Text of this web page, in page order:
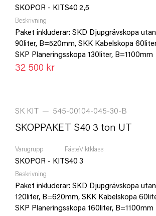
SKOPOR - KIT S40 2,5
Beskrivning
Paket inkluderar: SKD Djupgrävskopa
90liter, B=520mm, SKK Kabelskopa
SKP Planeringsskopa 130liter, B=1100mm
32 500 kr
SK KIT — 545-00104-045-30-B
SKOPPAKET S40 3 ton UT
Varugrupp
SKOPOR - KIT
Fäste
S40
Viktklass
3
Beskrivning
Paket inkluderar: SKD Djupgrävskopa
120liter, B=620mm, SKK Kabelskopa
SKP Planeringsskopa 160liter, B=1100mm